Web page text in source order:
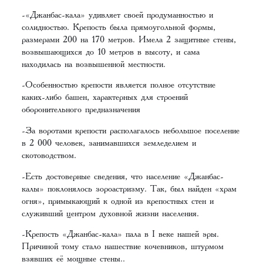
-«Джанбас-кала» удивляет своей продуманностью и
солидностью. Крепость была прямоугольной формы,
размерами 200 на 170 метров. Имела 2 защитные стены,
возвышающихся до 10 метров в высоту, и сама
находилась на возвышенной местности.
-Особенностью крепости является полное отсутствие
каких-либо башен, характерных для строений
оборонительного предназначения
-За воротами крепости располагалось небольшое поселение
в 2 000 человек, занимавшихся земледелием и
скотоводством.
-Есть достоверные сведения, что население «Джанбас-
калы» поклонялось зороастризму. Так, был найден «храм
огня», примыкающий к одной из крепостных стен и
служивший центром духовной жизни населения.
-Крепость «Джанбас-кала» пала в I веке нашей эры.
Причиной тому стало нашествие кочевников, штурмом
взявших её мощные стены..